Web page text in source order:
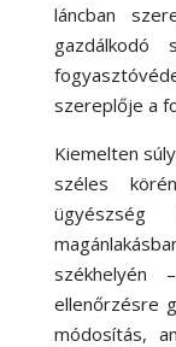
láncban
gazdálkodó
szereplője a
Kiemelten
széles
ügyészség
székhelyén
ellenőrzésre
módosítás,